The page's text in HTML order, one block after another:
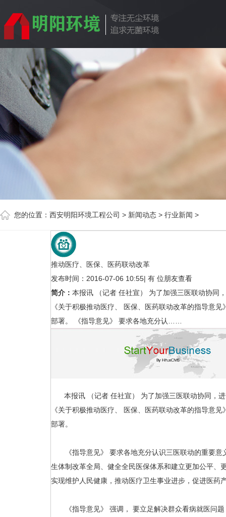
您的位置： 西安明阳环境工程公司 > 新闻动态 > 行业新闻 >
推动医疗、医保、医药联动改革
发布时间：2016-07-06 10:55| 有 位朋友查看
简介： 本报讯 （记者 任社宣） 为了加强三医联动协同
《关于积极推动医疗、 医保、医药联动改革的指导意
部署。 《指导意见》 要求各地充分认……
本报讯 （记者 任社宣） 为了加强三医联动协同，进
《关于积极推动医疗、 医保、医药联动改革的指导意
部署。
《指导意见》 要求各地充分认识三医联动的重要意
生体制改革全局、健全全民医保体系和建立更加公平、
实现维护人民健康，推动医疗卫生事业进步，促进医药
《指导意见》 强调， 要立足解决群众看病就医问题
国家卫健委等部门：
域
行业新闻